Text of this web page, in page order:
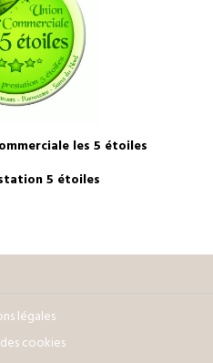
les 5 étoiles
5 étoiles
légales
cookies